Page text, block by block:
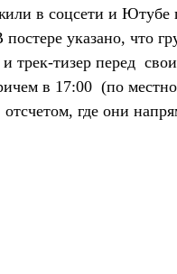
в соцсети и
указано, что
и трек-тизер перед
в 17:00  (по
где они